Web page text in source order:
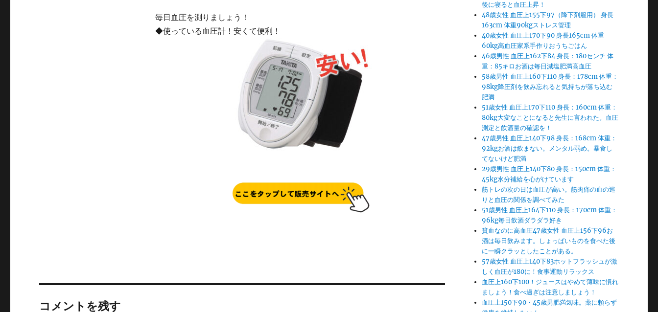
毎日血圧を測りましょう！
◆使っている血圧計！安くて便利！
コメントを残す
後に寝ると血圧上昇！
48歳女性 血圧上155下97（降下剤服用） 身長
163cm 体重90kgストレス管理
40歳女性 血圧上170下90 身長165cm 体重
60kg高血圧家系手作りおうちごはん
46歳男性 血圧上162下84 身長：180センチ 体
重：85キロお酒は毎日減塩肥満高血圧
58歳男性 血圧上160下110 身長：178cm 体重：
98kg降圧剤を飲み忘れると気持ちが落ち込む
肥満
51歳女性 血圧上170下110 身長：160cm 体重：
80kg大変なことになると先生に言われた。血圧
測定と飲酒量の確認を！
47歳男性 血圧上140下98 身長：168cm 体重：
92kgお酒は飲まない。メンタル弱め。暴食し
てないけど肥満
29歳男性 血圧上140下80 身長：150cm 体重：
45kg水分補給を心がけています
筋トレの次の日は血圧が高い。筋肉痛の血の巡
りと血圧の関係を調べてみた
51歳男性 血圧上164下110 身長：170cm 体重：
96kg毎日飲酒ダラダラ好き
貧血なのに高血圧47歳女性 血圧上156下96お
酒は毎日飲みます。しょっぱいものを食べた後
に一瞬クラッとしたことがある。
57歳女性 血圧上140下83ホットフラッシュが激
しく血圧が180に！食事運動リラックス
血圧上160下100！ジュースはやめて薄味に慣れ
ましょう！食べ過ぎは注意しましょう！
血圧上150下90・45歳男肥満気味。薬に頼らず